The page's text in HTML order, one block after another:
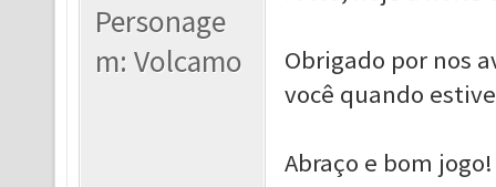
Personage
m: Volcamo
Obrigado por nos
você quando
Abraço e bom jogo!